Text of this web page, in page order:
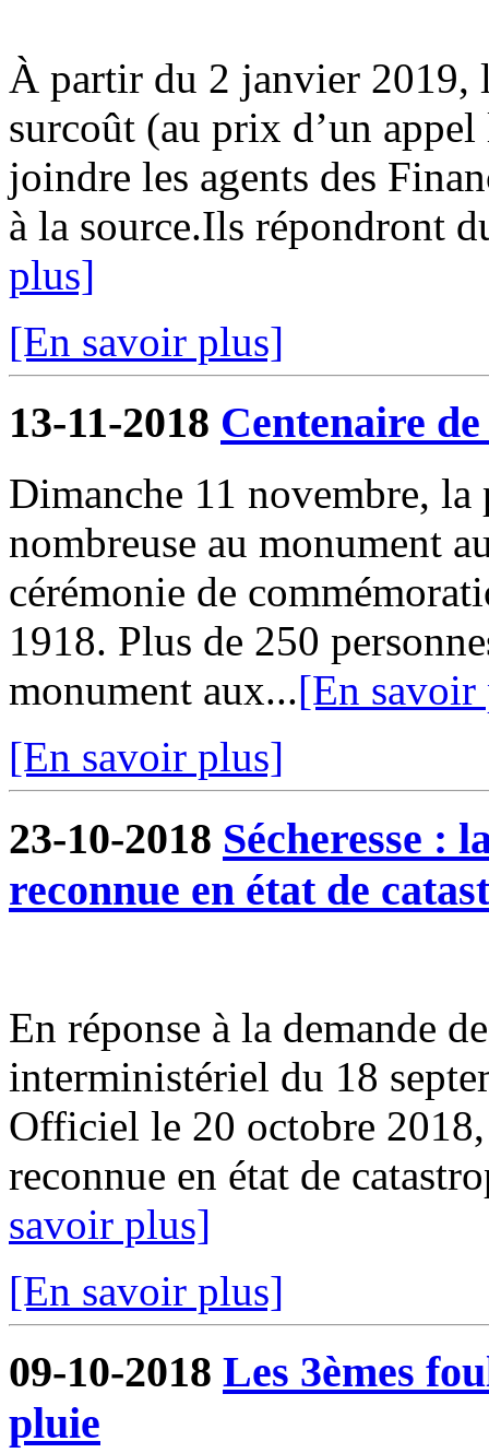
À partir du 2 janvier 2019,
surcoût (au prix d’un
joindre les agents des
à la source.Ils répondront
plus]
[En savoir plus]
13-11-2018 Centenaire
Dimanche 11 novembre, la
nombreuse au monument
cérémonie de
1918. Plus de 250
monument aux...[En savoir
[En savoir plus]
23-10-2018 Sécheresse :
reconnue en état de
En réponse à la demande
interministériel du 18
Officiel le 20 octobre
reconnue en état de
savoir plus]
[En savoir plus]
09-10-2018 Les 3èmes
pluie